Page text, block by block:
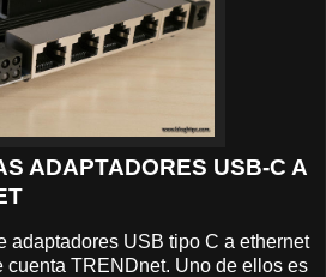
ADAPTADORES USB-C A
adaptadores USB tipo C a ethernet
cuenta TRENDnet. Uno de ellos es